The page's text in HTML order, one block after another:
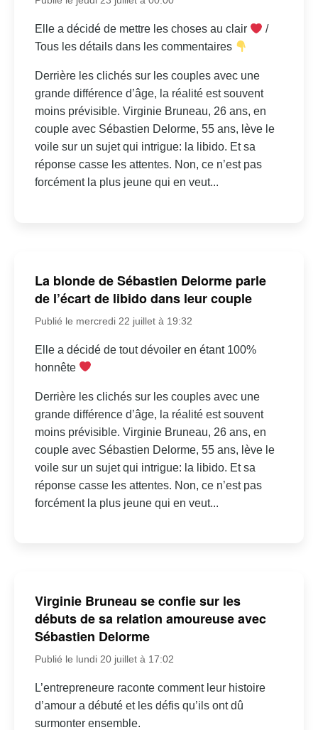
Elle a décidé de mettre les choses au clair
/
Tous les détails dans les commentaires
Derrière les clichés sur les couples avec une
grande différence d’âge, la réalité est souvent
moins prévisible. Virginie Bruneau, 26 ans, en
couple avec Sébastien Delorme, 55 ans, lève le
voile sur un sujet qui intrigue: la libido. Et sa
réponse casse les attentes. Non, ce n’est pas
forcément la plus jeune qui en veut...
La blonde de Sébastien Delorme parle
de l’écart de libido dans leur couple
Publié le mercredi 22 juillet à 19:32
Elle a décidé de tout dévoiler en étant 100%
honnête
Derrière les clichés sur les couples avec une
grande différence d’âge, la réalité est souvent
moins prévisible. Virginie Bruneau, 26 ans, en
couple avec Sébastien Delorme, 55 ans, lève le
voile sur un sujet qui intrigue: la libido. Et sa
réponse casse les attentes. Non, ce n’est pas
forcément la plus jeune qui en veut...
Virginie Bruneau se confie sur les
débuts de sa relation amoureuse avec
Sébastien Delorme
Publié le lundi 20 juillet à 17:02
L’entrepreneure raconte comment leur histoire
d’amour a débuté et les défis qu’ils ont dû
surmonter ensemble.